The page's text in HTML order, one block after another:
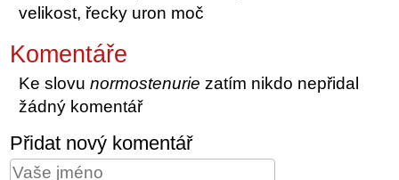
velikost, řecky uron moč
Komentáře
Ke slovunormostenurie zatím nikdo nepřidal
žádný komentář
Přidat nový komentář